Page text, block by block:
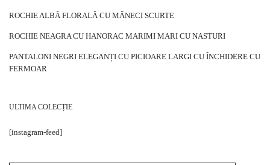
ROCHIE ALBĂ FLORALĂ CU MÂNECI SCURTE
ROCHIE NEAGRA CU HANORAC MARIMI MARI CU NASTURI
PANTALONI NEGRI ELEGANȚI CU PICIOARE LARGI CU ÎNCHIDERE CU
FERMOAR
ULTIMA COLECȚIE
[instagram-feed]